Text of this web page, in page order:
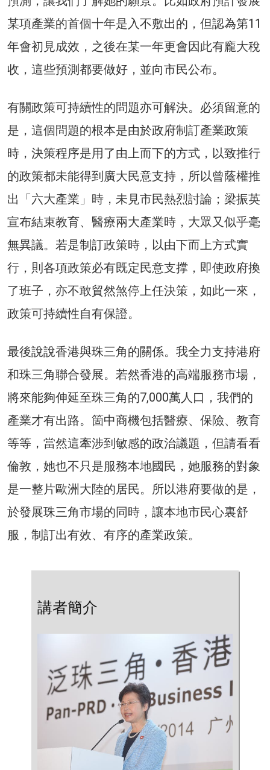
某項產業的首個十年是入不敷出的，但認為第11
年會初見成效，之後在某一年更會因此有龐大稅
收，這些預測都要做好，並向市民公布。
有關政策可持續性的問題亦可解決。必須留意的
是，這個問題的根本是由於政府制訂產業政策
時，決策程序是用了由上而下的方式，以致推行
的政策都未能得到廣大民意支持，所以曾蔭權推
出「六大產業」時，未見市民熱烈討論；梁振英
宣布結束教育、醫療兩大產業時，大眾又似乎毫
無異議。若是制訂政策時，以由下而上方式實
行，則各項政策必有既定民意支撑，即使政府換
了班子，亦不敢貿然煞停上任決策，如此一來，
政策可持續性自有保證。
最後說說香港與珠三角的關係。我全力支持港府
和珠三角聯合發展。若然香港的高端服務市場，
將來能夠伸延至珠三角的7,000萬人口，我們的
產業才有出路。箇中商機包括醫療、保險、教育
等等，當然這牽涉到敏感的政治議題，但請看看
倫敦，她也不只是服務本地國民，她服務的對象
是一整片歐洲大陸的居民。所以港府要做的是，
於發展珠三角市場的同時，讓本地市民心裏舒
服，制訂出有效、有序的產業政策。
講者簡介